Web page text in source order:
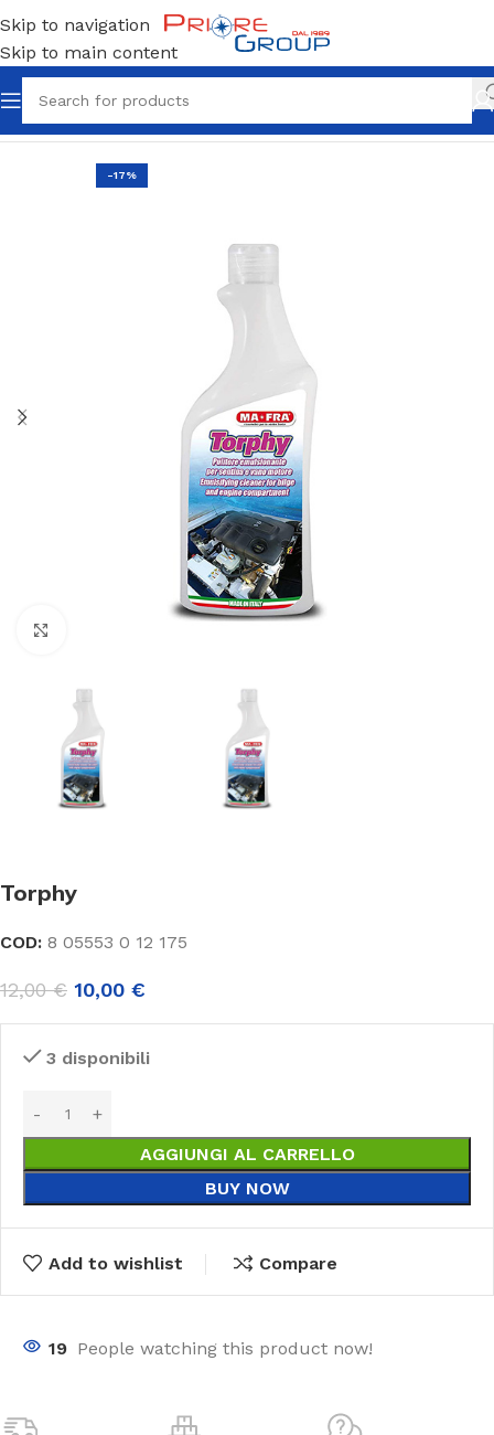
Skip to navigation
Skip to main content
Home Prodotti per la pulizia
-17%
Torphy
COD: 8 05553 0 12 175
12,00€ 10,00 €
3 disponibili
AGGIUNGI AL CARRELLO
BUY NOW
Add to wishlist Compare
19 People watching this product now!